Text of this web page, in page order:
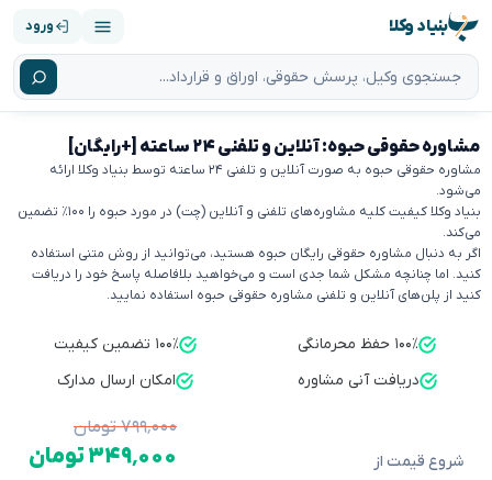
بنیاد وکلا ورود
مشاوره حقوقی حبوه: آنلاین و تلفنی ۲۴ ساعته [+رایگان]
مشاوره حقوقی حبوه به صورت آنلاین و تلفنی ۲۴ ساعته توسط بنیاد وکلا ارائه
می‌شود.
بنیاد وکلا کیفیت کلیه مشاوره‌های تلفنی و آنلاین (چت) در مورد حبوه را ۱۰۰٪ تضمین
می‌کند.
اگر به دنبال مشاوره حقوقی رایگان حبوه هستید، می‌توانید از روش متنی استفاده
کنید. اما چنانچه مشکل شما جدی است و می‌خواهید بلافاصله پاسخ خود را دریافت
کنید از پلن‌های آنلاین و تلفنی مشاوره حقوقی حبوه استفاده نمایید.
۱۰۰٪ حفظ محرمانگی
۱۰۰٪ تضمین کیفیت
دریافت آنی مشاوره
امکان ارسال مدارک
شروع قیمت از
۷۹۹٬۰۰۰ تومان
۳۴۹٬۰۰۰ تومان